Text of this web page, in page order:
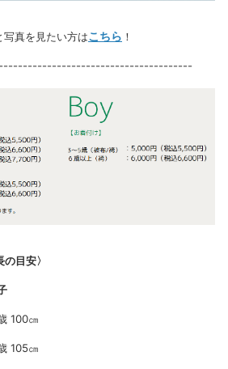
真を見たい方はこちら ！
目安〉
㎝
㎝